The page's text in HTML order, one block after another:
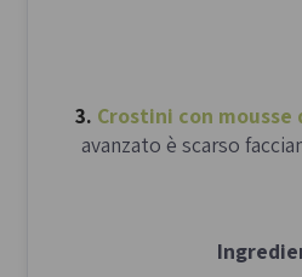
3. Crostini con mousse
avanzato è scarso